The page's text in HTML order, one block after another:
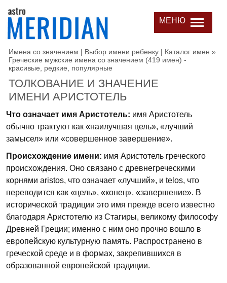
МЕНЮ
Имена со значением | Выбор имени ребенку | Каталог имен »
Греческие мужские имена со значением (419 имен) -
красивые, редкие, популярные
ТОЛКОВАНИЕ И ЗНАЧЕНИЕ
ИМЕНИ АРИСТОТЕЛЬ
Что означает имя Аристотель: имя Аристотель
обычно трактуют как «наилучшая цель», «лучший
замысел» или «совершенное завершение».
Происхождение имени: имя Аристотель греческого
происхождения. Оно связано с древнегреческими
корнями aristos, что означает «лучший», и telos, что
переводится как «цель», «конец», «завершение». В
исторической традиции это имя прежде всего известно
благодаря Аристотелю из Стагиры, великому философу
Древней Греции; именно с ним оно прочно вошло в
европейскую культурную память. Распространено в
греческой среде и в формах, закрепившихся в
образованной европейской традиции.